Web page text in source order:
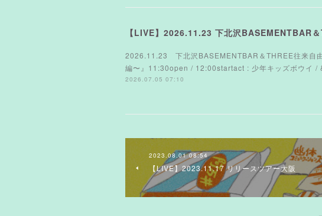
【LIVE】2026.11.23 下北沢BASEMENTBAR
2026.11.23 下北沢BASEMENTBAR＆THREE往来自
編〜』11:30open / 12:00startact : 少年キッズボウイ /
2026.07.05 07:10
2023.08.01 08:54
【LIVE】2023.11.17 リリースツアー大阪